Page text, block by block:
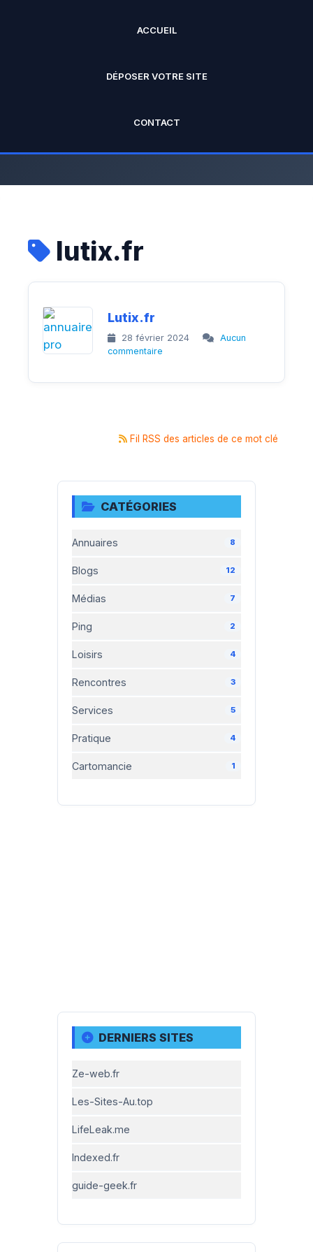
ACCUEIL
DÉPOSER VOTRE SITE
CONTACT
ANNUAIRE PRO
lutix.fr
Lutix.fr
28 février 2024
Aucun
commentaire
Fil RSS des articles de ce mot clé
CATÉGORIES
Annuaires 8
Blogs 12
Médias 7
Ping 2
Loisirs 4
Rencontres 3
Services 5
Pratique 4
Cartomancie 1
DERNIERS SITES
Ze-web.fr
Les-Sites-Au.top
LifeLeak.me
Indexed.fr
guide-geek.fr